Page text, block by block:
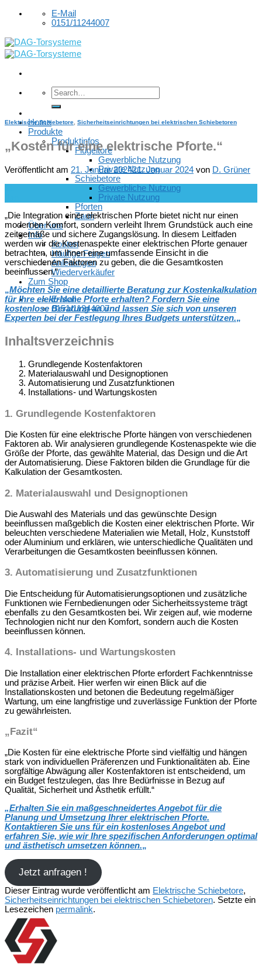
Skip
E-Mail
0151/11244007
Home
Produkte
Produktinfos
Flügeltore
Gewerbliche Nutzung
Private Nutzung
Schiebetore
Gewerbliche Nutzung
Private Nutzung
Pforten
Zaun
Über uns
Info
Kosten
Häufige Fragen
Anleitungen
Wiederverkäufer
Zum Shop
E-Mail
0151/11244007
Elektrische Schiebetore Sicherheitseinrichtungen bei elektrischen Schiebetoren
„Kosten für eine elektrische Pforte.“
Veröffentlicht am 21. Januar 202421. Januar 2024 von D. Grüner
„Die Integration einer elektrischen Pforte bietet nicht nur einen
modernen Komfort, sondern verleiht Ihrem Grundstück auch eine
zeitgemäße und sichere Zugangslösung. In diesem Leitfaden
werden wir die Kostenaspekte einer elektrischen Pforte genauer
betrachten, um Ihnen eine umfassende Einsicht in die
verschiedenen Faktoren zu geben, die die Gesamtkosten
beeinflussen.“
„Möchten Sie eine detaillierte Beratung zur Kostenkalkulation
für Ihre elektrische Pforte erhalten? Fordern Sie eine
kostenlose Beratung an und lassen Sie sich von unseren
Experten bei der Festlegung Ihres Budgets unterstützen.„
Inhaltsverzeichnis
Grundlegende Kostenfaktoren
Materialauswahl und Designoptionen
Automatisierung und Zusatzfunktionen
Installations- und Wartungskosten
1. Grundlegende Kostenfaktoren
Die Kosten für eine elektrische Pforte hängen von verschiedenen
Faktoren ab. Wir analysieren grundlegende Kostenaspekte wie die
Größe der Pforte, das gewählte Material, das Design und die Art
der Automatisierung. Diese Faktoren bilden die Grundlage für die
Kalkulation der Gesamtkosten.
2. Materialauswahl und Designoptionen
Die Auswahl des Materials und das gewünschte Design
beeinflussen maßgeblich die Kosten einer elektrischen Pforte. Wir
beleuchten verschiedene Materialien wie Metall, Holz, Kunststoff
oder Aluminium und erklären, wie unterschiedliche Qualitäten und
Verarbeitungen die Gesamtkosten beeinflussen können.
3. Automatisierung und Zusatzfunktionen
Die Entscheidung für Automatisierungsoptionen und zusätzliche
Funktionen wie Fernbedienungen oder Sicherheitssysteme trägt
ebenfalls zu den Gesamtkosten bei. Wir zeigen auf, wie moderne
Technologien nicht nur den Komfort, sondern auch die Kosten
beeinflussen können.
4. Installations- und Wartungskosten
Die Installation einer elektrischen Pforte erfordert Fachkenntnisse
und präzise Arbeit. Hier werfen wir einen Blick auf die
Installationskosten und betonen die Bedeutung regelmäßiger
Wartung, um eine langfristige und zuverlässige Funktion der Pforte
zu gewährleisten.
„Fazit“
„Die Kosten für eine elektrische Pforte sind vielfältig und hängen
stark von individuellen Präferenzen und Funktionalitäten ab. Eine
sorgfältige Abwägung aller Kostenfaktoren ist entscheidend, um
ein Budget festzulegen, das Ihre Bedürfnisse in Bezug auf
Qualität, Sicherheit und Ästhetik erfüllt.“
„Erhalten Sie ein maßgeschneidertes Angebot für die
Planung und Umsetzung Ihrer elektrischen Pforte.
Kontaktieren Sie uns für ein kostenloses Angebot und
erfahren Sie, wie wir Ihre spezifischen Anforderungen optimal
und ästhetisch umsetzen können.„
Jetzt anfragen !
Dieser Eintrag wurde veröffentlicht am Elektrische Schiebetore,
Sicherheitseinrichtungen bei elektrischen Schiebetoren. Setzte ein
Lesezeichen permalink.